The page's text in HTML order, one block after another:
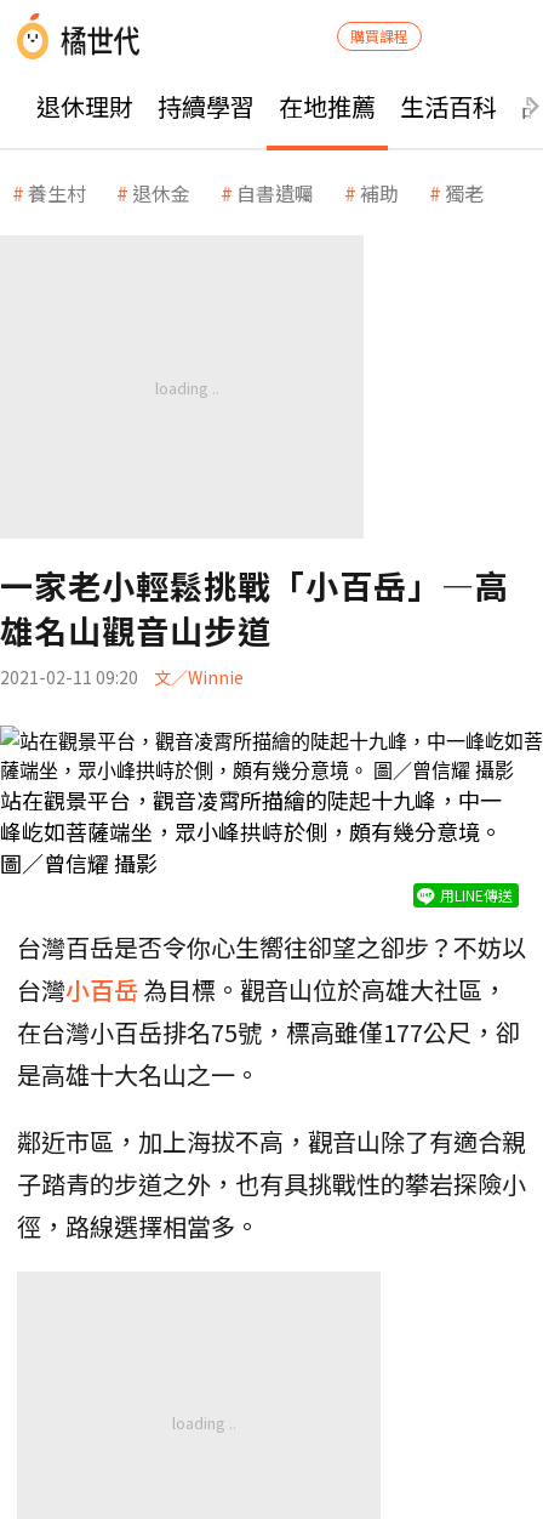
購買課程
退休理財 持續學習 在地推薦 生活百科
養生村 退休金 自書遺囑 補助 獨老
一家老小輕鬆挑戰「小百岳」—高
雄名山觀音山步道
2021-02-11 09:20 文／Winnie
站在觀景平台，觀音凌霄所描繪的陡起十九峰，中一
峰屹如菩薩端坐，眾小峰拱峙於側，頗有幾分意境。
圖／曾信耀 攝影
用LINE傳送
台灣百岳是否令你心生嚮往卻望之卻步？不妨以
台灣小百岳為目標。觀音山位於高雄大社區，
在台灣小百岳排名75號，標高雖僅177公尺，卻
是高雄十大名山之一。
鄰近市區，加上海拔不高，觀音山除了有適合親
子踏青的步道之外，也有具挑戰性的攀岩探險小
徑，路線選擇相當多。